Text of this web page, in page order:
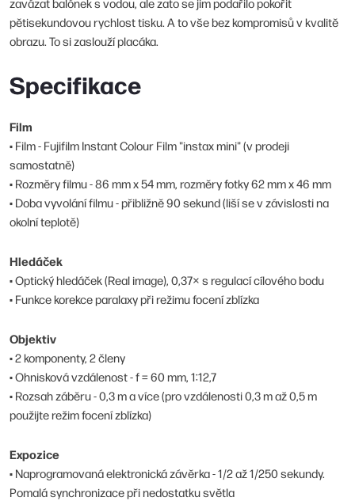
pětisekundovou rychlost tisku. A to vše bez kompromisů v kvalitě
obrazu. To si zaslouží placáka.
Specifikace
Film
• Film - Fujifilm Instant Colour Film "instax mini" (v prodeji
samostatně)
• Rozměry filmu - 86 mm x 54 mm, rozměry fotky 62 mm x 46 mm
• Doba vyvolání filmu - přibližně 90 sekund (liší se v závislosti na
okolní teplotě)
Hledáček
• Optický hledáček (Real image), 0,37× s regulací cílového bodu
• Funkce korekce paralaxy při režimu focení zblízka
Objektiv
• 2 komponenty, 2 členy
• Ohnisková vzdálenost - f = 60 mm, 1:12,7
• Rozsah záběru - 0,3 m a více (pro vzdálenosti 0,3 m až 0,5 m
použijte režim focení zblízka)
Expozice
• Naprogramovaná elektronická závěrka - 1/2 až 1/250 sekundy.
Pomalá synchronizace při nedostatku světla